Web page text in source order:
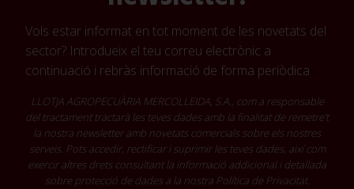
Vols estar informat en tot moment de les novetats del
sector? Introdueix el teu correu electrònic a
continuació i rebràs informació de forma periòdica
LLOTJA AGROPECUÀRIA MERCOLLEIDA, S.A., com a responsable
del tractament tractarà les teves dades amb la finalitat de remetre't
la nostra newsletter amb novetats comercials sobre els nostres
serveis. Pots accedir, rectificar i suprimir les teves dades, així com
exercir altres drets consultant la informació addicional i detallada
sobre protecció de dades a la nostra Política de Privacitat.